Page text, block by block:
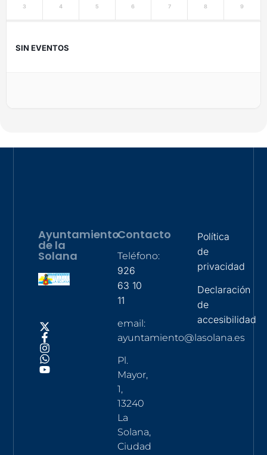
3 4 5 6 7 8 9
SIN EVENTOS
Ayuntamiento
de la
Solana
Contacto
Teléfono:
926
63 10
11
email:
ayuntamiento@lasolana.es
Pl.
Mayor,
1,
13240
La
Solana,
Ciudad
Política
de
privacidad
Declaración
de
accesibilidad